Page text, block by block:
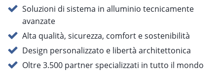
Soluzioni di sistema in alluminio tecnicamente
avanzate
Alta qualità, sicurezza, comfort e sostenibilità
Design personalizzato e libertà architettonica
Oltre 3.500 partner specializzati in tutto il mondo